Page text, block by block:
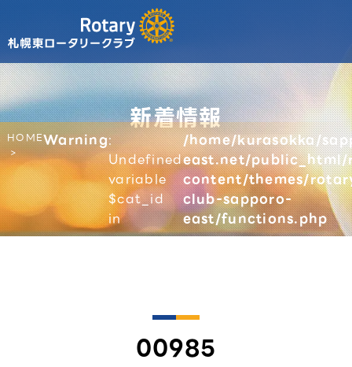
新着情報
HOMEWarning:
Undefined
variable
$cat_id
in
/home/kurasokka/
east.net/
content/themes/
club-sapporo-
east/functions.php
00985